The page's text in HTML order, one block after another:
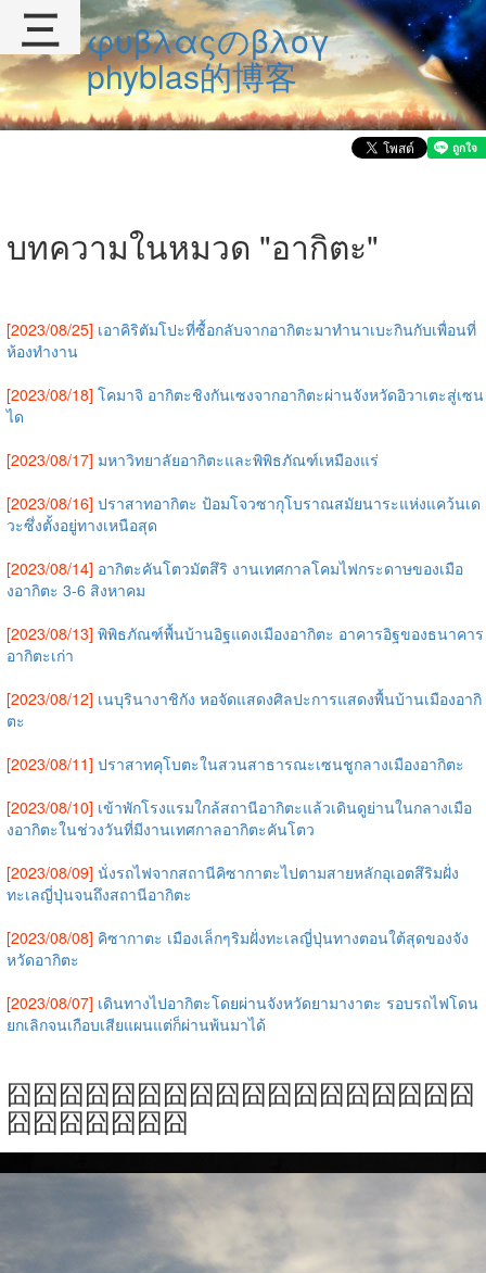
φυβλαςのβλογ
phyblas的博客
บทความในหมวด "อากิตะ"
[2023/08/25] เอาคิริตัมโปะที่ซื้อกลับจากอากิตะมาทำนาเบะกินกับเพื่อนที่
ห้องทำงาน
[2023/08/18] โคมาจิ อากิตะชิงกันเซงจากอากิตะผ่านจังหวัดอิวาเตะสู่เซน
ได
[2023/08/17] มหาวิทยาลัยอากิตะและพิพิธภัณฑ์เหมืองแร่
[2023/08/16] ปราสาทอากิตะ ป้อมโจวซากุโบราณสมัยนาระแห่งแคว้นเด
วะซึ่งตั้งอยู่ทางเหนือสุด
[2023/08/14] อากิตะคันโตวมัตสึริ งานเทศกาลโคมไฟกระดาษของเมือ
งอากิตะ 3-6 สิงหาคม
[2023/08/13] พิพิธภัณฑ์พื้นบ้านอิฐแดงเมืองอากิตะ อาคารอิฐของธนาคาร
อากิตะเก่า
[2023/08/12] เนบุรินางาชิกัง หอจัดแสดงศิลปะการแสดงพื้นบ้านเมืองอากิ
ตะ
[2023/08/11] ปราสาทคุโบตะในสวนสาธารณะเซนชูกลางเมืองอากิตะ
[2023/08/10] เข้าพักโรงแรมใกล้สถานีอากิตะแล้วเดินดูย่านในกลางเมือ
งอากิตะในช่วงวันที่มีงานเทศกาลอากิตะคันโตว
[2023/08/09] นั่งรถไฟจากสถานีคิซากาตะไปตามสายหลักอุเอตสึริมฝั่ง
ทะเลญี่ปุ่นจนถึงสถานีอากิตะ
[2023/08/08] คิซากาตะ เมืองเล็กๆริมฝั่งทะเลญี่ปุ่นทางตอนใต้สุดของจัง
หวัดอากิตะ
[2023/08/07] เดินทางไปอากิตะโดยผ่านจังหวัดยามางาตะ รอบรถไฟโดน
ยกเลิกจนเกือบเสียแผนแต่ก็ผ่านพ้นมาได้
囧囧囧囧囧囧囧囧囧囧囧囧囧囧囧囧囧囧
囧囧囧囧囧囧囧
三